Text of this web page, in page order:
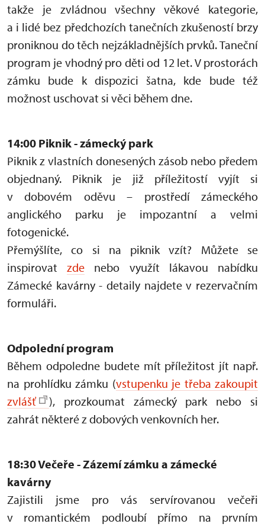
takže je zvládnou všechny věkové kategorie,
a i lidé bez předchozích tanečních zkušeností brzy
proniknou do těch nejzákladnějších prvků. Taneční
program je vhodný pro děti od 12 let. V prostorách
zámku bude k dispozici šatna, kde bude též
možnost uschovat si věci během dne.
14:00 Piknik - zámecký park
Piknik z vlastních donesených zásob nebo předem
objednaný. Piknik je již příležitostí vyjít si
v dobovém oděvu – prostředí zámeckého
anglického parku je impozantní a velmi
fotogenické.
Přemýšlíte, co si na piknik vzít? Můžete se
inspirovatzde nebo využít lákavou nabídku
Zámecké kavárny - detaily najdete v rezervačním
formuláři.
Odpolední program
Během odpoledne budete mít příležitost jít např.
na prohlídku zámku (vstupenku je třeba zakoupit
zvlášť
), prozkoumat zámecký park nebo si
zahrát některé z dobových venkovních her.
18:30 Večeře - Zázemí zámku a zámecké
kavárny
Zajistili jsme pro vás servírovanou večeři
v romantickém podloubí přímo na prvním